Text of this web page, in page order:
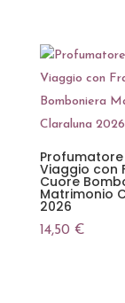
Viaggio con
Cuore
Matrimonio
2026
14,50 €